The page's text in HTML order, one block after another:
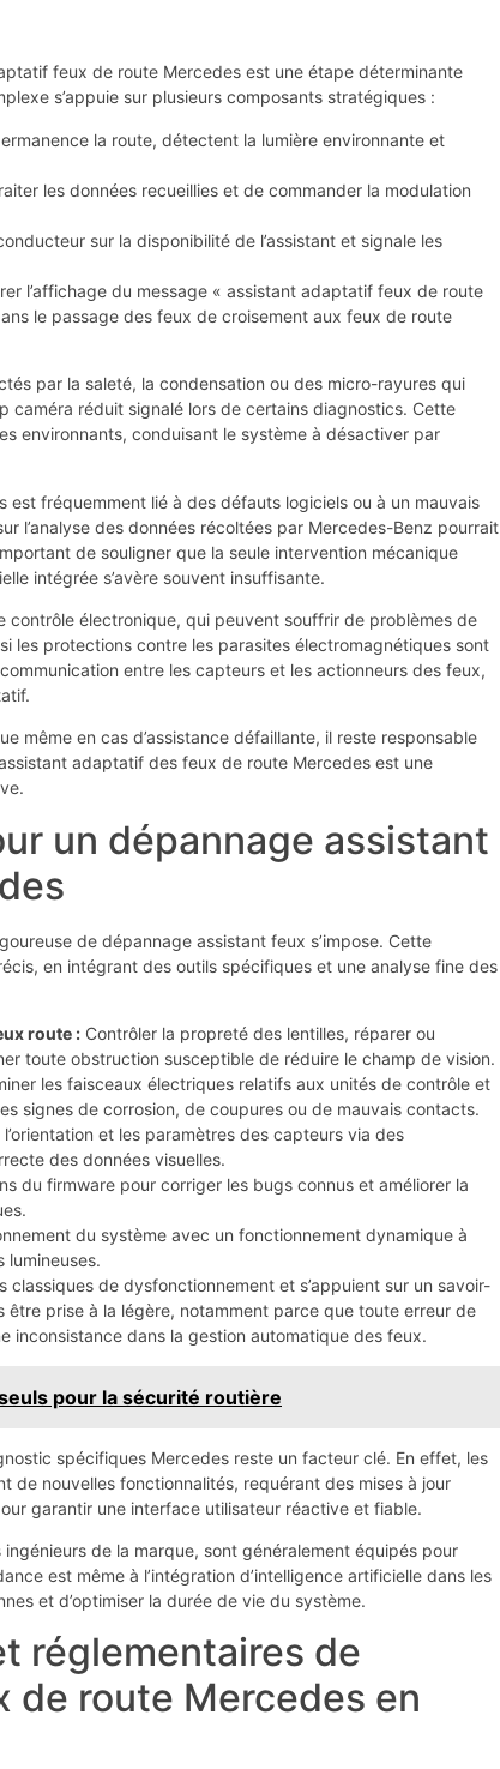
feux de route Mercedes est une étape déterminante
s’appuie sur plusieurs composants stratégiques :
la route, détectent la lumière environnante et
les données recueillies et de commander la modulation
sur la disponibilité de l’assistant et signale les
l’affichage du message « assistant adaptatif feux de route
le passage des feux de croisement aux feux de route
par la saleté, la condensation ou des micro-rayures qui
caméra réduit signalé lors de certains diagnostics. Cette
environnants, conduisant le système à désactiver par
fréquemment lié à des défauts logiciels ou à un mauvais
l’analyse des données récoltées par Mercedes-Benz pourrait
de souligner que la seule intervention mécanique
intégrée s’avère souvent insuffisante.
électronique, qui peuvent souffrir de problèmes de
les protections contre les parasites électromagnétiques sont
entre les capteurs et les actionneurs des feux,
même en cas d’assistance défaillante, il reste responsable
adaptatif des feux de route Mercedes est une
un dépannage assistant
de dépannage assistant feux s’impose. Cette
en intégrant des outils spécifiques et une analyse fine des
route : Contrôler la propreté des lentilles, réparer ou
toute obstruction susceptible de réduire le champ de vision.
les faisceaux électriques relatifs aux unités de contrôle et
signes de corrosion, de coupures ou de mauvais contacts.
l’orientation et les paramètres des capteurs via des
des données visuelles.
du firmware pour corriger les bugs connus et améliorer la
du système avec un fonctionnement dynamique à
de dysfonctionnement et s’appuient sur un savoir-
prise à la légère, notamment parce que toute erreur de
inconsistance dans la gestion automatique des feux.
pour la sécurité routière
spécifiques Mercedes reste un facteur clé. En effet, les
de nouvelles fonctionnalités, requérant des mises à jour
garantir une interface utilisateur réactive et fiable.
de la marque, sont généralement équipés pour
est même à l’intégration d’intelligence artificielle dans les
et d’optimiser la durée de vie du système.
réglementaires de
de route Mercedes en